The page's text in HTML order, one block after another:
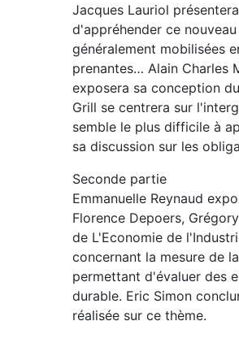
Jacques Lauriol
d'appréhender ce
généralement mobilisées
prenantes… Alain Charles
exposera sa conception
Grill se centrera sur
semble le plus difficile à
sa discussion sur les
Seconde partie
Emmanuelle Reynaud
Florence Depoers,
de L'Economie de
concernant la mesure de
permettant d'évaluer des
durable. Eric Simon
réalisée sur ce thème.